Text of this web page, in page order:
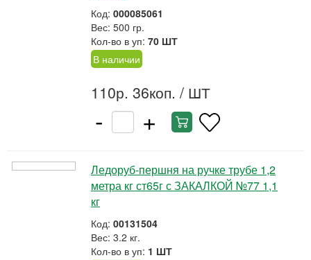
Код: 000085061
Вес: 500 гр.
Кол-во в уп: 70 ШТ
В наличии
110р. 36коп. / ШТ
- +
Ледоруб-першня на ручке трубе 1,2
метра кг ст65г с ЗАКАЛКОЙ №77 1,1
кг
Код: 00131504
Вес: 3.2 кг.
Кол-во в уп: 1 ШТ